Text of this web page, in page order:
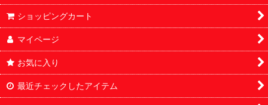
ショッピングカート
マイページ
お気に入り
最近チェックしたアイテム